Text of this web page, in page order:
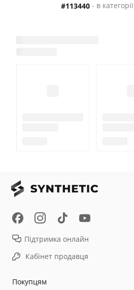
#113440 - в категорії
Покупцям
Підтримка онлайн
Кабінет продавця